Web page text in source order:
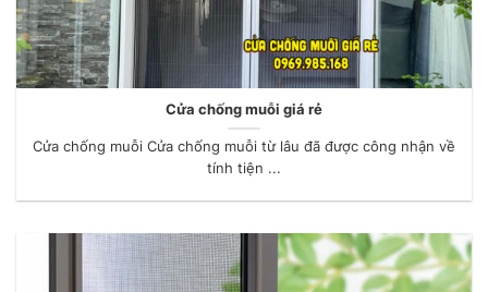
Cửa chống muỗi giá rẻ
Cửa chống muỗi Cửa chống muỗi từ lâu đã được công nhận về
tính tiện ...